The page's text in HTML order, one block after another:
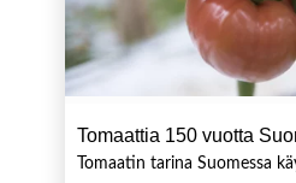
Tomaattia 150 vuotta
Tomaatin tarina Suomessa